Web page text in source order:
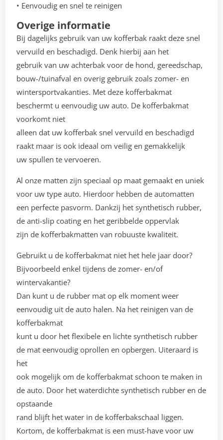
• Eenvoudig en snel te reinigen
Overige informatie
Bij dagelijks gebruik van uw kofferbak raakt deze snel
vervuild en beschadigd. Denk hierbij aan het
gebruik van uw achterbak voor de hond, gereedschap,
bouw-/tuinafval en overig gebruik zoals zomer- en
wintersportvakanties. Met deze kofferbakmat
beschermt u eenvoudig uw auto. De kofferbakmat
voorkomt niet
alleen dat uw kofferbak snel vervuild en beschadigd
raakt maar is ook ideaal om veilig en gemakkelijk
uw spullen te vervoeren.
Al onze matten zijn speciaal op maat gemaakt en uniek
voor uw type auto. Hierdoor hebben de automatten
een perfecte pasvorm. Dankzij het synthetisch rubber,
de anti-slip coating en het geribbelde oppervlak
zijn de kofferbakmatten van robuuste kwaliteit.
Gebruikt u de kofferbakmat niet het hele jaar door?
Bijvoorbeeld enkel tijdens de zomer- en/of
wintervakantie?
Dan kunt u de rubber mat op elk moment weer
eenvoudig uit de auto halen. Na het reinigen van de
kofferbakmat
kunt u door het flexibele en lichte synthetisch rubber
de mat eenvoudig oprollen en opbergen. Uiteraard is
het
ook mogelijk om de kofferbakmat schoon te maken in
de auto. Door het waterdichte synthetisch rubber en de
opstaande
rand blijft het water in de kofferbakschaal liggen.
Kortom, de kofferbakmat is een must-have voor uw